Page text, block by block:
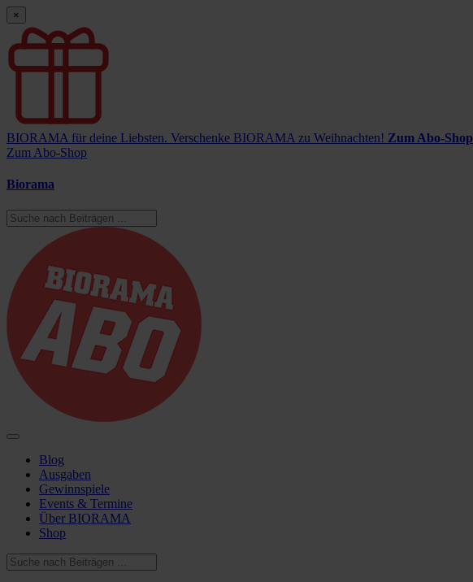
×
BIORAMA für deine Liebsten. Verschenke BIORAMA zu Weihnachten! Zum Abo-Shop
Zum Abo-Shop
Biorama
Blog
Ausgaben
Gewinnspiele
Events & Termine
Über BIORAMA
Shop